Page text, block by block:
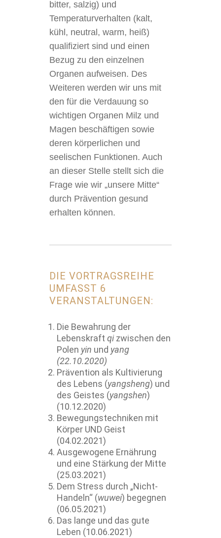
bitter, salzig) und
Temperaturverhalten (kalt,
kühl, neutral, warm, heiß)
qualifiziert sind und einen
Bezug zu den einzelnen
Organen aufweisen. Des
Weiteren werden wir uns mit
den für die Verdauung so
wichtigen Organen Milz und
Magen beschäftigen sowie
deren körperlichen und
seelischen Funktionen. Auch
an dieser Stelle stellt sich die
Frage wie wir „unsere Mitte“
durch Prävention gesund
erhalten können.
DIE VORTRAGSREIHE
UMFASST 6
VERANSTALTUNGEN:
Die Bewahrung der
Lebenskraft qi zwischen den
Polen yin und yang
(22.10.2020)
Prävention als Kultivierung
des Lebens (yangsheng) und
des Geistes (yangshen)
(10.12.2020)
Bewegungstechniken mit
Körper UND Geist
(04.02.2021)
Ausgewogene Ernährung
und eine Stärkung der Mitte
(25.03.2021)
Dem Stress durch „Nicht-
Handeln“ (wuwei) begegnen
(06.05.2021)
Das lange und das gute
Leben (10.06.2021)